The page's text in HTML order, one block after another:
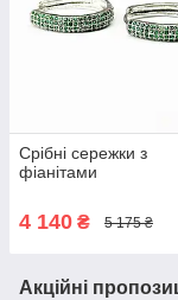
Срібні сережки з
фіанітами
4 140 ₴ 5 175 ₴
Акційні